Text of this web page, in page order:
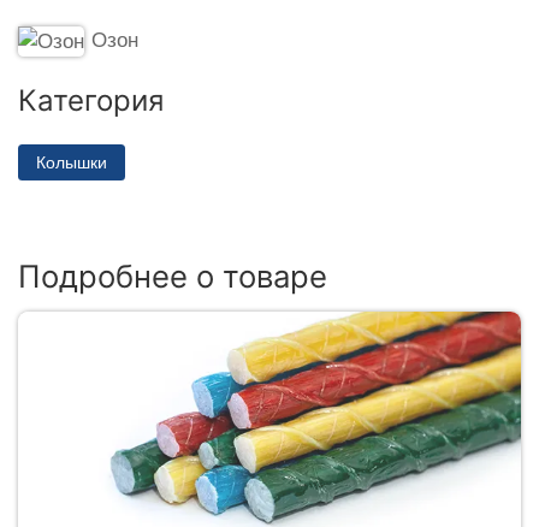
Озон
Категория
Колышки
Подробнее о товаре